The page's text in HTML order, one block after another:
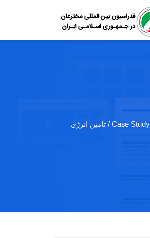
/ Case Study / تامین انرژی